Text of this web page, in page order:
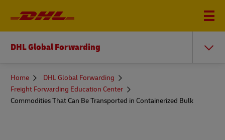
DHL Global Forwarding
You
here
Home
DHL Global Forwarding
Freight Forwarding Education Center
Commodities That Can Be Transported in Containerized Bulk